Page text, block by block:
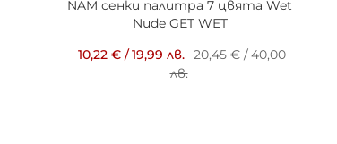
NAM сенки палитра 7 цвята Wet
Nude GET WET
10,22 €/19,99 лв. 20,45 €/40,00
лв.